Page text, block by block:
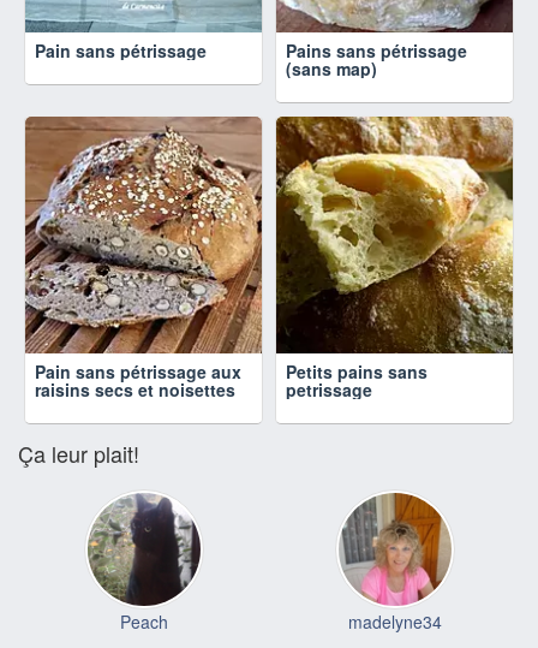
Pain sans pétrissage Pains sans pétrissage
(sans map)
Pain sans pétrissage aux
raisins secs et noisettes
Petits pains sans
petrissage
Ça leur plait!
Peach madelyne34